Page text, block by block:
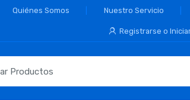
Quiénes Somos Nuestro Servicio
Registrarse o